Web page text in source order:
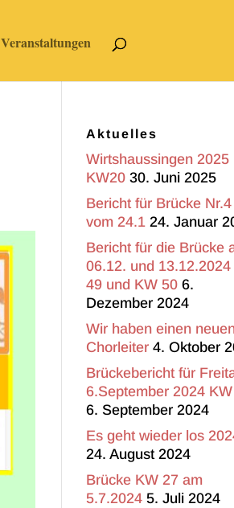
Veranstaltungen
Aktuelles
Wirtshaussingen 2025
KW20 30. Juni 2025
Bericht für Brücke Nr.4
vom 24.1 24. Januar
Bericht für die Brücke
06.12. und 13.12.2024
49 und KW 50 6.
Dezember 2024
Wir haben einen
Chorleiter 4. Oktober
Brückebericht für
6.September 2024
6. September 2024
Es geht wieder los
24. August 2024
Brücke KW 27 am
5.7.2024 5. Juli 2024